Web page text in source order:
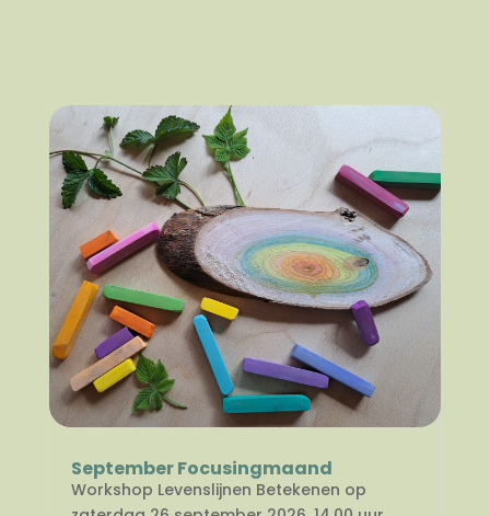
September Focusingmaand
Workshop Levenslijnen Betekenen op